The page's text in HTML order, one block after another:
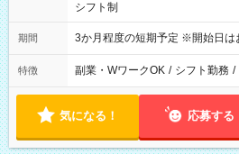
シフト制
期間 3か月程度の短期予定 ※開始日は
特徴 副業・WワークOK / シフト勤務 /
気になる！ 応募する